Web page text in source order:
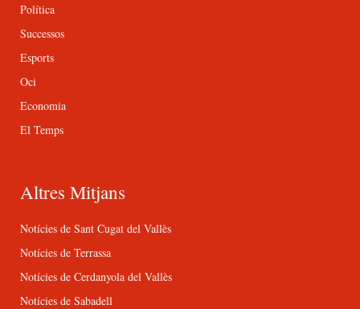
Política
Successos
Esports
Oci
Economia
El Temps
Altres Mitjans
Notícies de Sant Cugat del Vallès
Notícies de Terrassa
Notícies de Cerdanyola del Vallès
Notícies de Sabadell